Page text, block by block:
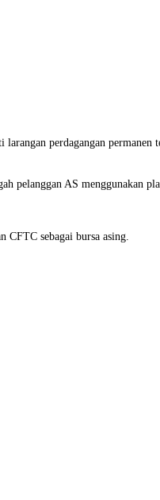
perdagangan
pelanggan AS menggunakan
CFTC sebagai bursa asing.